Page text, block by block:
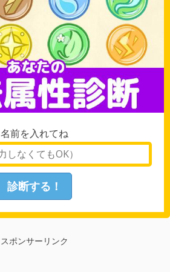
名前を入れてね
スポンサーリンク